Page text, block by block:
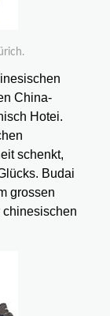
China-
Hotei.
schenkt,
Budai
grossen
chinesischen